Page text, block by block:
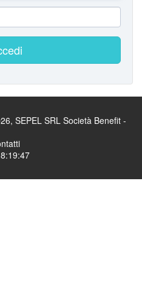
SEPEL SRL Società Benefit -